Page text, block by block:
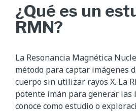
¿Qué es un
RMN?
La Resonancia Magnética
método para captar imágenes
cuerpo sin utilizar rayos X. La
potente imán para generar las
conoce como estudio o